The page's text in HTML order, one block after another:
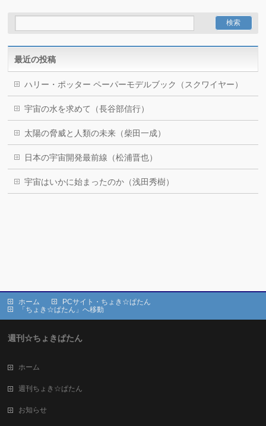
最近の投稿
ハリー・ポッター ペーパーモデルブック（スクワイヤー）
宇宙の水を求めて（長谷部信行）
太陽の脅威と人類の未来（柴田一成）
日本の宇宙開発最前線（松浦晋也）
宇宙はいかに始まったのか（浅田秀樹）
ホーム
PCサイト・ちょき☆ぱたん
「ちょき☆ぱたん」へ移動
週刊☆ちょきぱたん
ホーム
週刊ちょき☆ぱたん
お知らせ